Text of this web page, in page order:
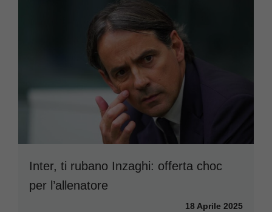
Inter, ti rubano Inzaghi: offerta choc
per l’allenatore
18 Aprile 2025